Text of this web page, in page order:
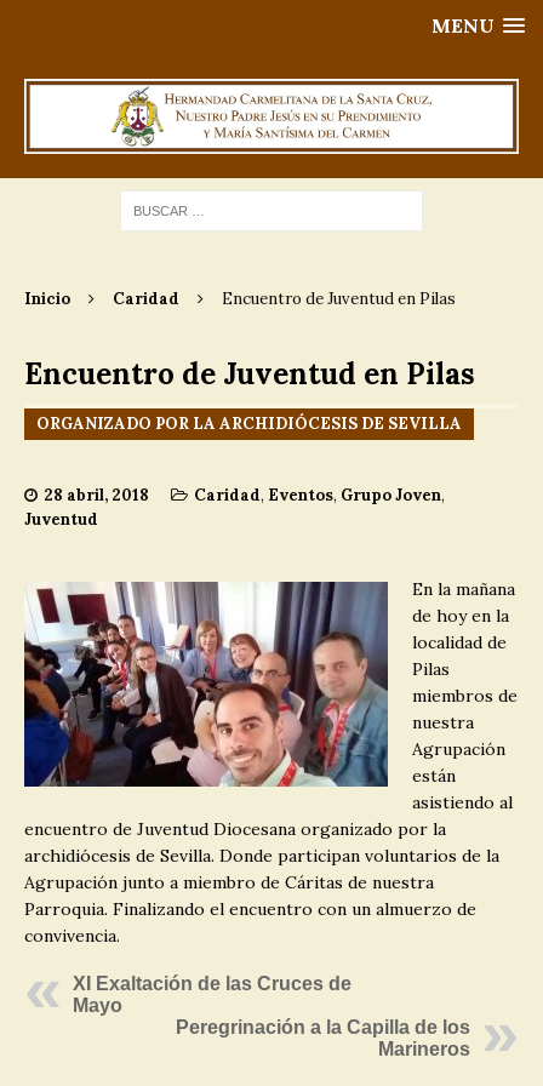
MENU
Inicio Caridad Encuentro de Juventud en Pilas
Encuentro de Juventud en Pilas
ORGANIZADO POR LA ARCHIDIÓCESIS DE SEVILLA
28 abril, 2018 Caridad, Eventos, Grupo Joven,
Juventud
En la mañana
de hoy en la
localidad de
Pilas
miembros de
nuestra
Agrupación
están
asistiendo al
encuentro de Juventud Diocesana organizado por la
archidiócesis de Sevilla. Donde participan voluntarios de la
Agrupación junto a miembro de Cáritas de nuestra
Parroquia. Finalizando el encuentro con un almuerzo de
convivencia.
XI Exaltación de las Cruces de
Mayo
Peregrinación a la Capilla de los
Marineros